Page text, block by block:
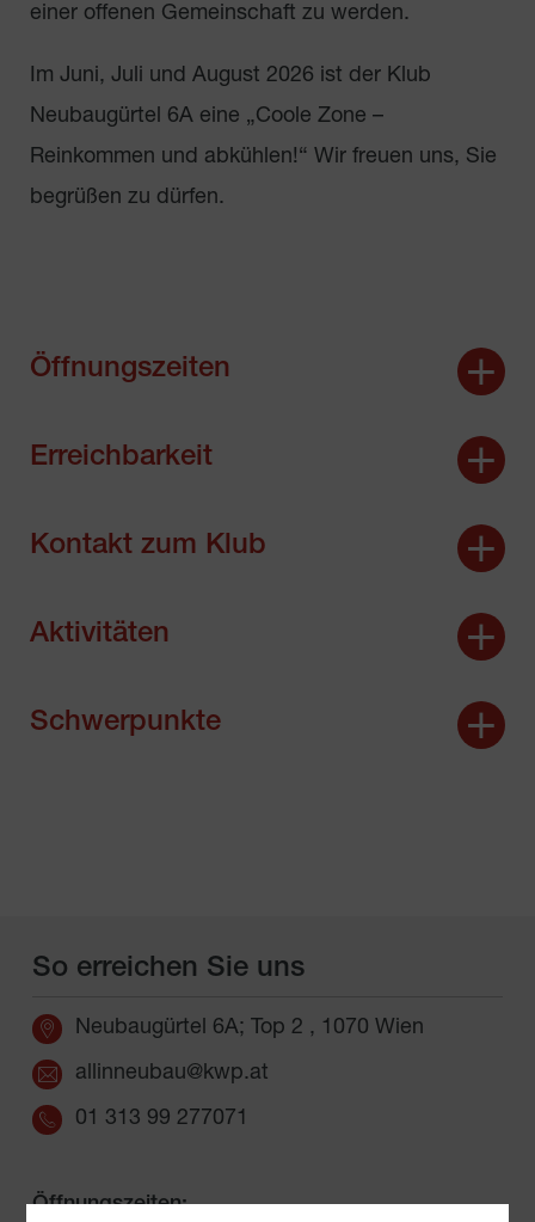
einer offenen Gemeinschaft zu werden.
Im Juni, Juli und August 2026 ist der Klub
Neubaugürtel 6A eine „Coole Zone –
Reinkommen und abkühlen!“ Wir freuen uns, Sie
begrüßen zu dürfen.
Öffnungszeiten
Erreichbarkeit
Kontakt zum Klub
Aktivitäten
Schwerpunkte
So erreichen Sie uns
Neubaugürtel 6A; Top 2 , 1070 Wien
allinneubau@kwp.at
01 313 99 277071
Öffnungszeiten: